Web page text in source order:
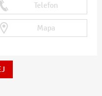
Telefon
Mapa